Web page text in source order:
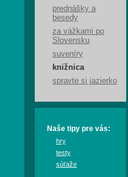
prednášky a
besedy
za vážkami po
Slovensku
suveníry
knižnica
spravte si jazierko
Naše tipy pre vás:
hry
testy
súťaže